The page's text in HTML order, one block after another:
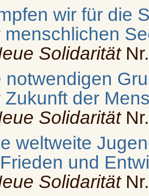
wir für die
menschlichen
Solidarität
notwendigen
Zukunft der
Solidarität
weltweite
und
Solidarität